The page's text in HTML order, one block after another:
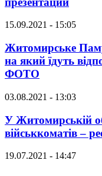
15.09.2021 - 15:05
Житомирське
на який їдуть
ФОТО
03.08.2021 - 13:03
У Житомирській
військкоматів –
19.07.2021 - 14:47